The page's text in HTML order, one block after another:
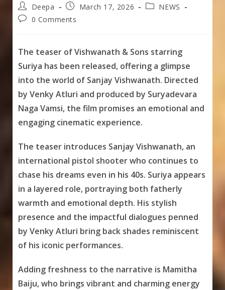
Post
author:
Deepa
Post
published:
March 17, 2026
PostNEWS
Post0 Comments
The teaser of Vishwanath & Sons starring
Suriya has been released, offering a glimpse
into the world of Sanjay Vishwanath. Directed
by Venky Atluri and produced by Suryadevara
Naga Vamsi, the film promises an emotional and
engaging cinematic experience.
The teaser introduces Sanjay Vishwanath, an
international pistol shooter who continues to
chase his dreams even in his 40s. Suriya appears
in a layered role, portraying both fatherly
warmth and emotional depth. His stylish
presence and the impactful dialogues penned
by Venky Atluri bring back shades reminiscent
of his iconic performances.
Adding freshness to the narrative is Mamitha
Baiju, who brings vibrant and charming energy